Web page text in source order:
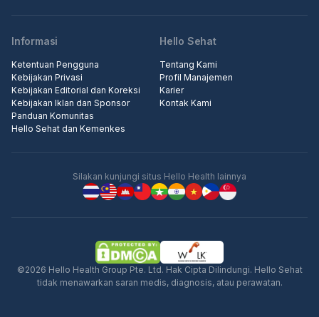
Informasi
Ketentuan Pengguna
Kebijakan Privasi
Kebijakan Editorial dan Koreksi
Kebijakan Iklan dan Sponsor
Panduan Komunitas
Hello Sehat dan Kemenkes
Hello Sehat
Tentang Kami
Profil Manajemen
Karier
Kontak Kami
Silakan kunjungi situs Hello Health lainnya
©2026 Hello Health Group Pte. Ltd. Hak Cipta Dilindungi. Hello Sehat
tidak menawarkan saran medis, diagnosis, atau perawatan.